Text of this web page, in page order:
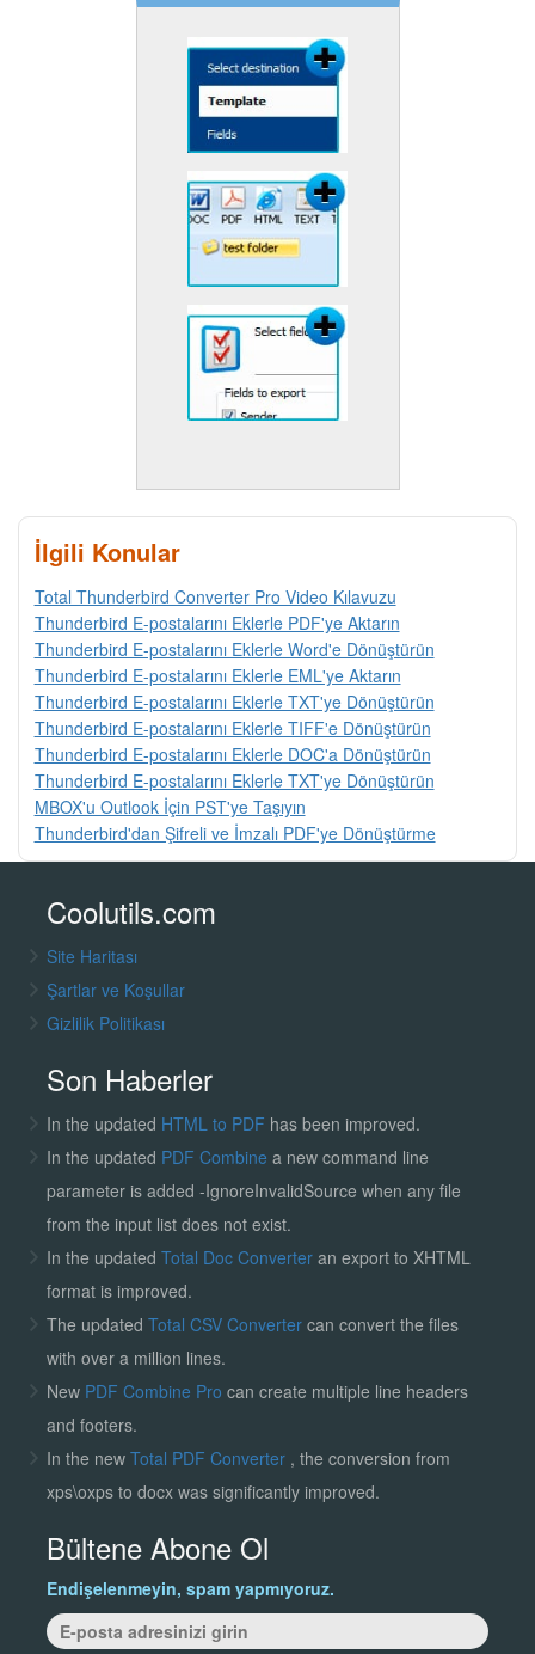
İlgili Konular
Total Thunderbird Converter Pro Video Kılavuzu
Thunderbird E-postalarını Eklerle PDF'ye Aktarın
Thunderbird E-postalarını Eklerle Word'e Dönüştürün
Thunderbird E-postalarını Eklerle EML'ye Aktarın
Thunderbird E-postalarını Eklerle TXT'ye Dönüştürün
Thunderbird E-postalarını Eklerle TIFF'e Dönüştürün
Thunderbird E-postalarını Eklerle DOC'a Dönüştürün
Thunderbird E-postalarını Eklerle TXT'ye Dönüştürün
MBOX'u Outlook İçin PST'ye Taşıyın
Thunderbird'dan Şifreli ve İmzalı PDF'ye Dönüştürme
Coolutils.com
Site Haritası
Şartlar ve Koşullar
Gizlilik Politikası
Son Haberler
In the updated HTML to PDF has been improved.
In the updated PDF Combine a new command line
parameter is added -IgnoreInvalidSource when any file
from the input list does not exist.
In the updated Total Doc Converter an export to XHTML
format is improved.
The updated Total CSV Convertercan convert the files
with over a million lines.
New PDF Combine Pro can create multiple line headers
and footers.
In the new Total PDF Converter , the conversion from
xps\oxps to docx was significantly improved.
Bültene Abone Ol
Endişelenmeyin, spam yapmıyoruz.